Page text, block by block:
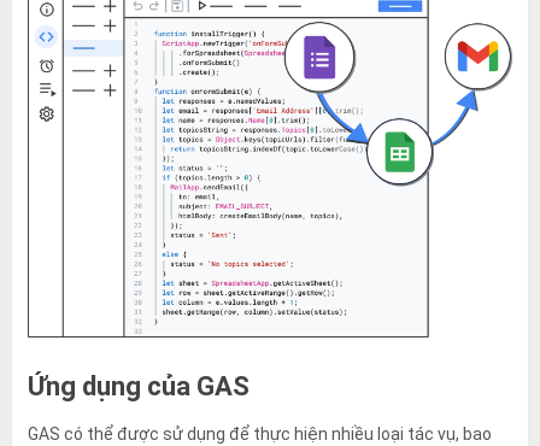
Ứng dụng của GAS
GAS có thể được sử dụng để thực hiện nhiều loại tác vụ, bao